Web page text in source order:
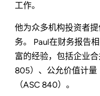
工作。
他为众多机构投资者
务。 Paul在财务报告
富的经验，包括企业
805）、公允价值计
（ASC 840）。